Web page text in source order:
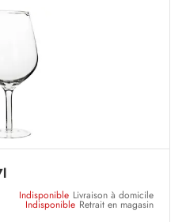
Indisponible Livraison à domicile
Indisponible Retrait en magasin